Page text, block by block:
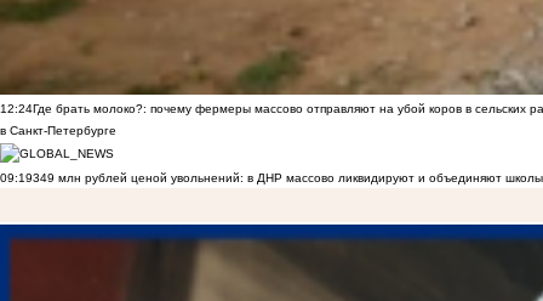
12:24Где брать молоко?: почему фермеры массово отправляют на убой коров в сельских
в Санкт-Петербурге
09:19349 млн рублей ценой увольнений: в ДНР массово ликвидируют и объединяют